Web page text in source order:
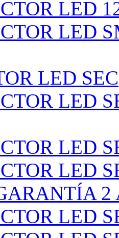
LED
LED
LED SEC
LED
LED
LED
2
LED